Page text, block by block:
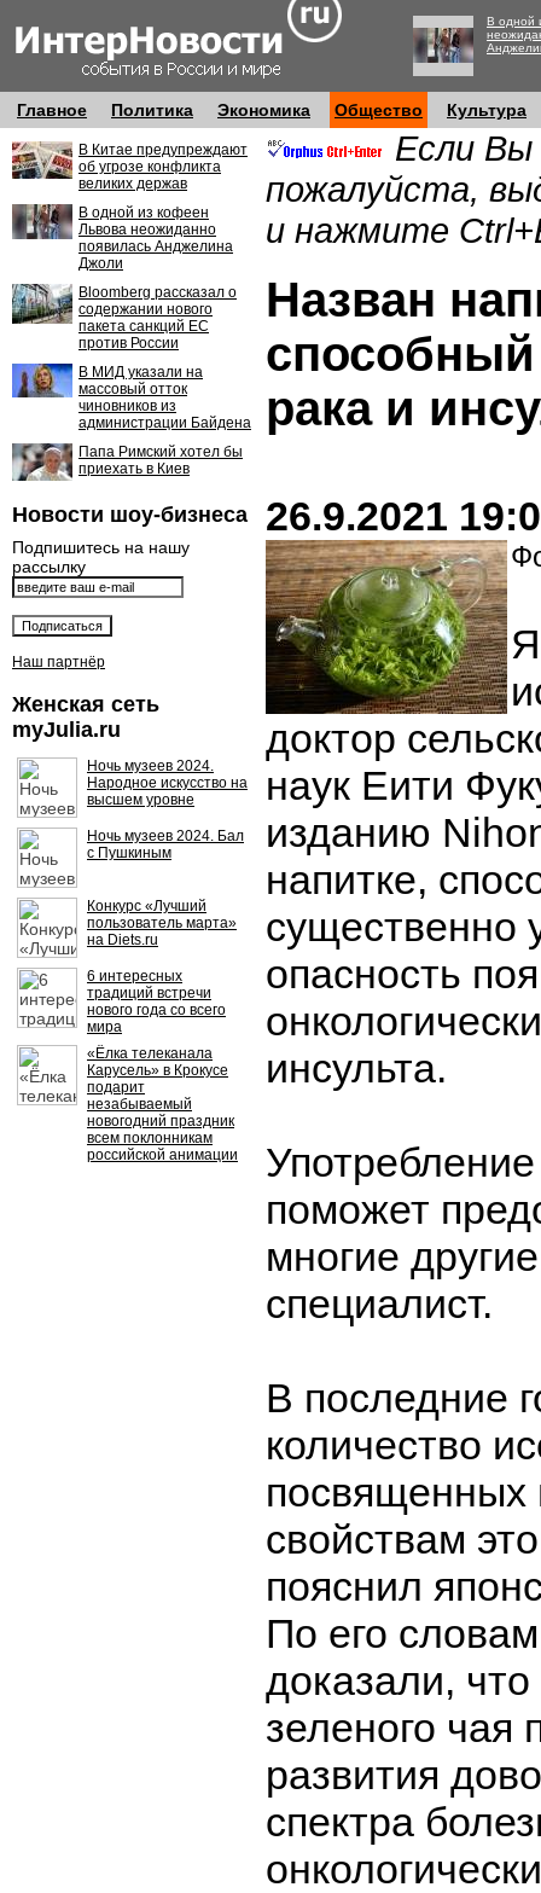
В одной
Главное Политика Экономика Общество Культура
В Китае предупреждают
об угрозе конфликта
великих держав
В одной из кофеен
Львова неожиданно
появилась Анджелина
Джоли
Bloomberg рассказал о
содержании нового
пакета санкций ЕС
против России
В МИД указали на
массовый отток
чиновников из
администрации Байдена
Папа Римский хотел бы
приехать в Киев
Новости шоу-бизнеса
Подпишитесь на нашу
рассылку
Наш партнёр
Женская сеть
myJulia.ru
Ночь музеев 2024.
Народное искусство на
высшем уровне
Ночь музеев 2024. Бал
с Пушкиным
Конкурс «Лучший
пользователь марта»
на Diets.ru
6 интересных
традиций встречи
нового года со всего
мира
«Ёлка телеканала
Карусель» в Крокусе
подарит
незабываемый
новогодний праздник
всем поклонникам
российской анимации
Если Вы
пожалуйста,
и нажмите
Назван
способный
рака и
26.9.2021
доктор
наук Еити
изданию
напитке,
существенно
опасность
инсульта.
поможет
многие
специалист.
В последние
количество
посвященных
свойствам
пояснил
По его
доказали,
зеленого чая
развития
спектра